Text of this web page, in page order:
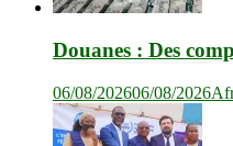
Douanes : Des
06/08/202606/08/2026